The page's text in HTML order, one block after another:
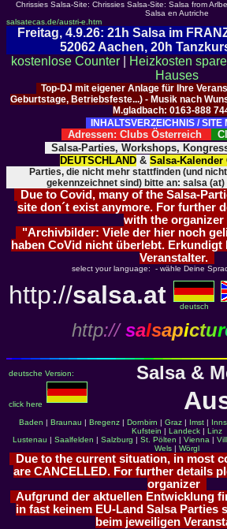
Chrissies Salsa-Site: Chrissies Salsa-Site: Salsa from
Salsa en Autriche
salsatecas.de/austri-e.htm
Freitag, 4.9.26: 21h Salsa im
52062 Aachen, 20h
kostenlose Counter|
Heizkosten
Hauses
Top-DJ mit eigener Anlage für Ihre
Geburtstage, Betriebsfeste...) - Musik nach
M.gladbach: 0163-888
INHALTSVERZEICHNIS / SITE
Adressen: Clubs Österreich
Salsa-Parties, Workshops,
DEUTSCHLAND & Salsa-Kalender
Parties, die nicht mehr stattfinden (und
gekennzeichnet sind) bitte an: salsa
Due to Covid, many of the Salsa-
site don´t exist anymore. For further
with the organizer
"Archivbilder: Viele der hier noch
haben CoVid nicht überlebt. Erkundigt
Veranstalter.
select your language: - wähle Deine
http://salsa.at deutsch
http:// salsapictur
deutsche Version:
click here
Salsa &
Baden | Braunau | Bregenz| Dornbirn | Graz| Imst|
Kufstein | Landeck| Linz
Lustenau | Saalfelden | Salzburg | St. Pölten | Vienna |
Wels| Wörgl
Due to the current situation, in most
are CANCELLED. For further details
organizer
Aufgrund der aktuellen Entwicklung
in fast keinem EU-Land Salsa Parties
beim jeweiligen